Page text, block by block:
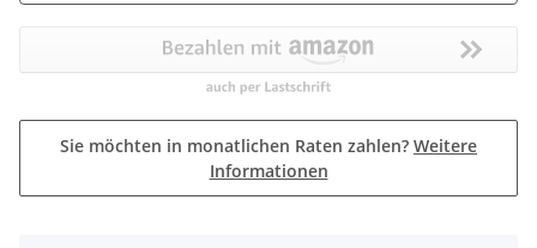
Sie möchten in monatlichen Raten zahlen? Weitere
Informationen